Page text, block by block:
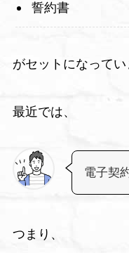
誓約書
がセットになってい
最近では、
電子契
つまり、